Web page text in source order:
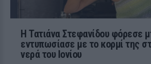
Η Τατιάνα Στεφανίδου φόρεσε
εντυπωσίασε με το κορμί της
νερά του Ιονίου